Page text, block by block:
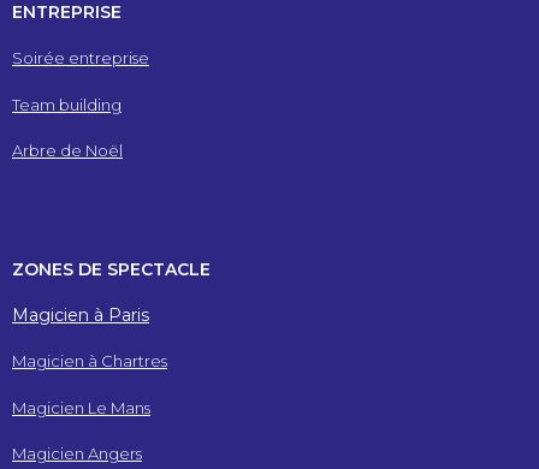
ENTREPRISE
Soirée entreprise
Team building
Arbre de Noël
ZONES DE SPECTACLE
Magicien à Paris
Magicien à Chartres
Magicien Le Mans
Magicien Angers